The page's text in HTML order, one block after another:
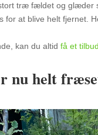
træ fældet og
for at blive helt fjernet.
kan du altid få et
nu helt